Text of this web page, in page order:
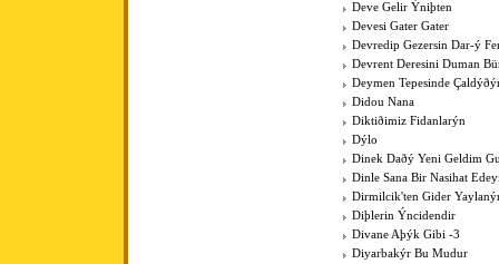
Deve Gelir Ýniþten
Devesi Gater Gater
Devredip Gezersin Dar-ý
Devrent Deresini Duman
Deymen Tepesinde
Didou Nana
Diktiðimiz Fidanlarýn
Dýlo
Dinek Daðý Yeni Geldim
Dinle Sana Bir Nasihat
Dirmilcik'ten Gider
Diþlerin Ýncidendir
Divane Aþýk Gibi -3
Diyarbakýr Bu Mudur